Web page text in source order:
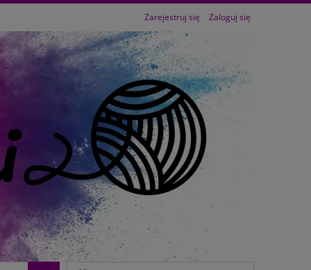
Zarejestruj się Zaloguj się